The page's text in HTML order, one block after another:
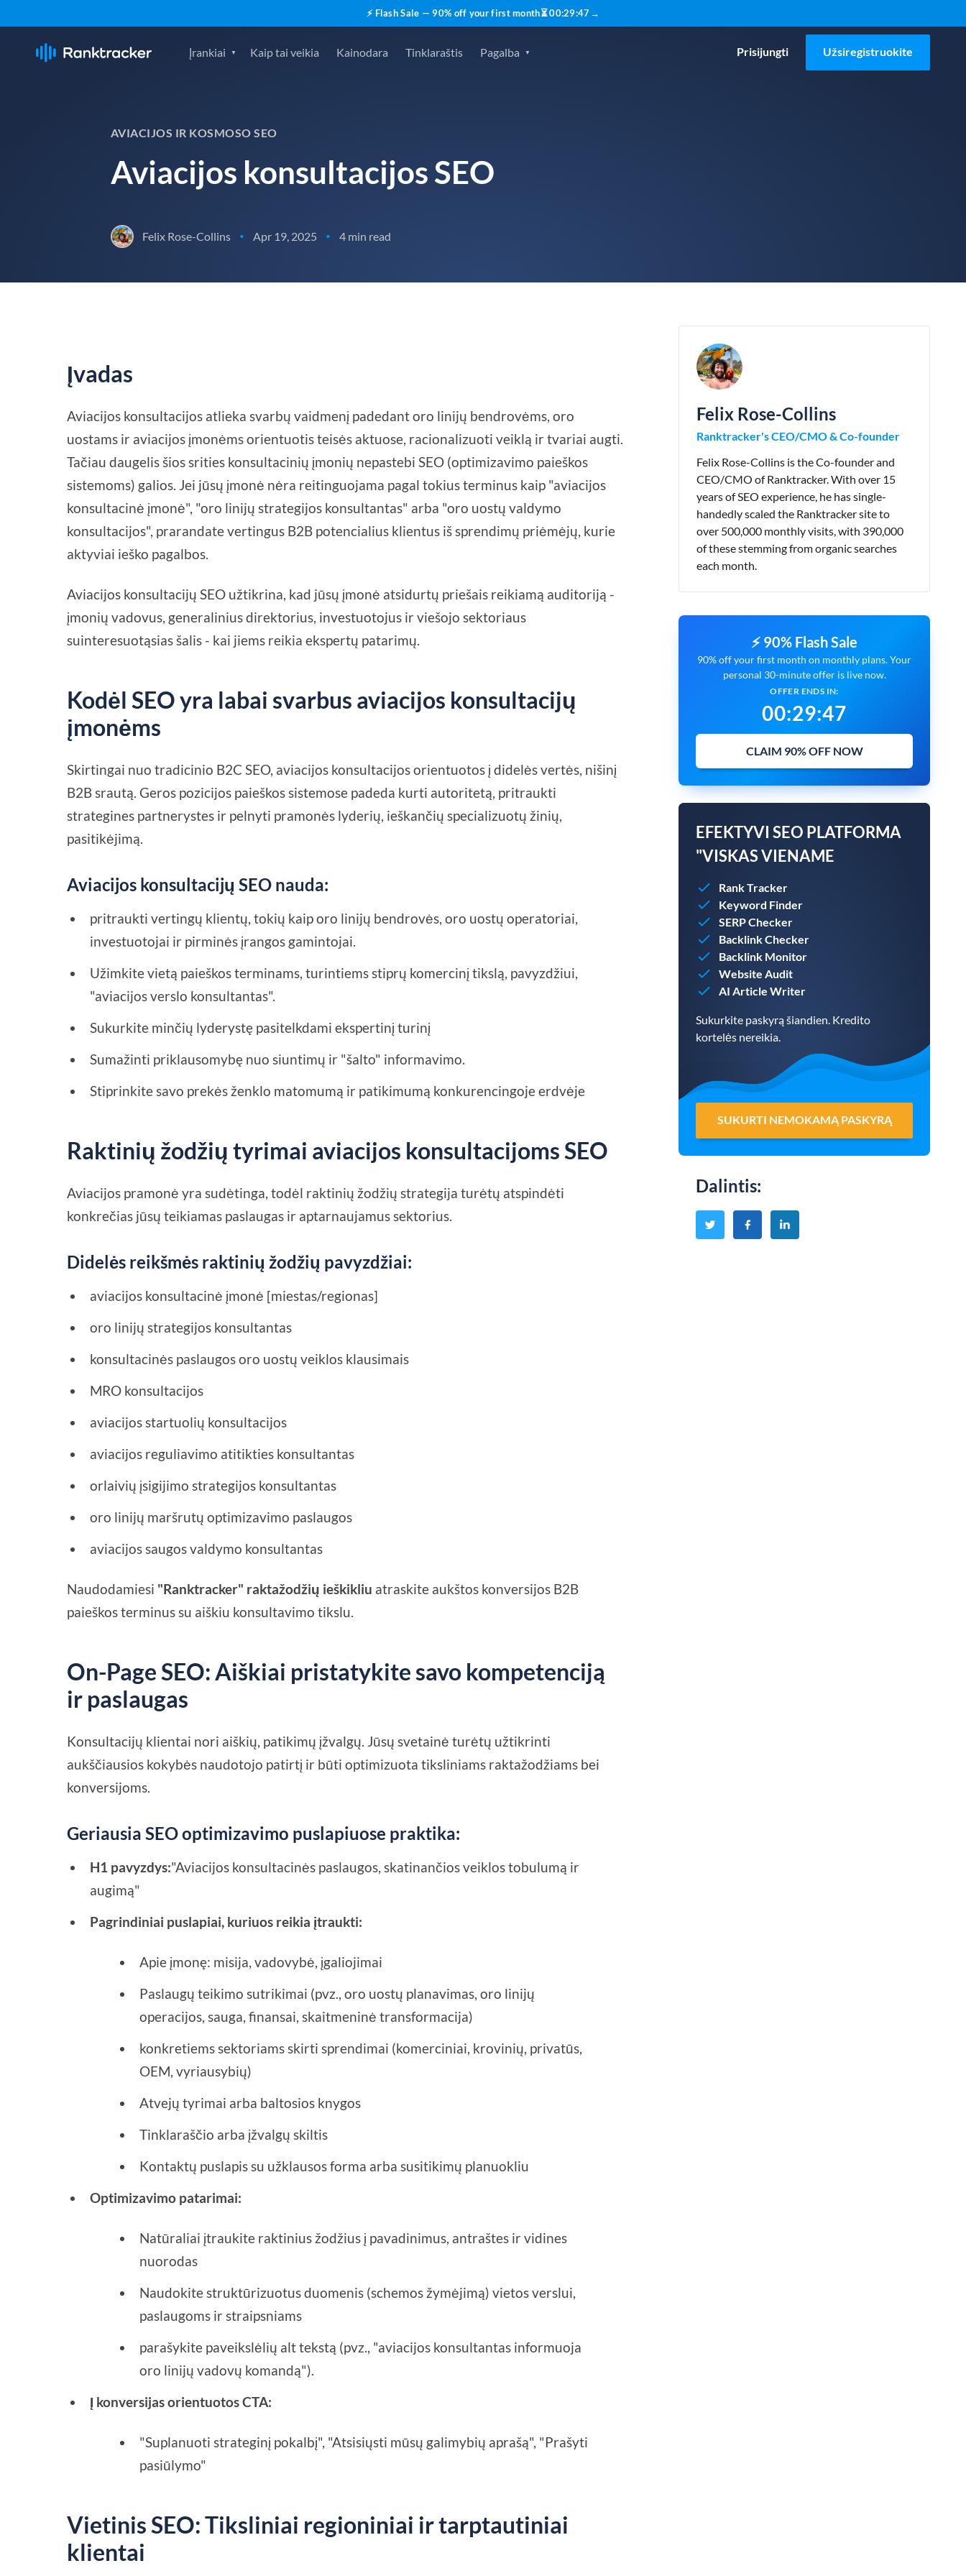
⚡ Flash Sale — 90% off your first month⏳00:29:45→
Įrankiai Kaip tai veikia Kainodara Tinklaraštis Pagalba Prisijungti Užsiregistruokite
AVIACIJOS IR KOSMOSO SEO
Aviacijos konsultacijos SEO
Felix Rose-Collins • Apr 19, 2025 • 4 min read
Įvadas
Aviacijos konsultacijos atlieka svarbų vaidmenį padedant oro linijų bendrovėms, oro
uostams ir aviacijos įmonėms orientuotis teisės aktuose, racionalizuoti veiklą ir tvariai augti.
Tačiau daugelis šios srities konsultacinių įmonių nepastebi SEO (optimizavimo paieškos
sistemoms) galios. Jei jūsų įmonė nėra reitinguojama pagal tokius terminus kaip "aviacijos
konsultacinė įmonė", "oro linijų strategijos konsultantas" arba "oro uostų valdymo
konsultacijos", prarandate vertingus B2B potencialius klientus iš sprendimų priėmėjų, kurie
aktyviai ieško pagalbos.
Aviacijos konsultacijų SEO užtikrina, kad jūsų įmonė atsidurtų priešais reikiamą auditoriją -
įmonių vadovus, generalinius direktorius, investuotojus ir viešojo sektoriaus
suinteresuotąsias šalis - kai jiems reikia ekspertų patarimų.
Kodėl SEO yra labai svarbus aviacijos konsultacijų
įmonėms
Skirtingai nuo tradicinio B2C SEO, aviacijos konsultacijos orientuotos į didelės vertės, nišinį
B2B srautą. Geros pozicijos paieškos sistemose padeda kurti autoritetą, pritraukti
strategines partnerystes ir pelnyti pramonės lyderių, ieškančių specializuotų žinių,
pasitikėjimą.
Aviacijos konsultacijų SEO nauda:
pritraukti vertingų klientų, tokių kaip oro linijų bendrovės, oro uostų operatoriai,
investuotojai ir pirminės įrangos gamintojai.
Užimkite vietą paieškos terminams, turintiems stiprų komercinį tikslą, pavyzdžiui,
"aviacijos verslo konsultantas".
Sukurkite minčių lyderystę pasitelkdami ekspertinį turinį
Sumažinti priklausomybę nuo siuntimų ir "šalto" informavimo.
Stiprinkite savo prekės ženklo matomumą ir patikimumą konkurencingoje erdvėje
Raktinių žodžių tyrimai aviacijos konsultacijoms SEO
Aviacijos pramonė yra sudėtinga, todėl raktinių žodžių strategija turėtų atspindėti
konkrečias jūsų teikiamas paslaugas ir aptarnaujamus sektorius.
Didelės reikšmės raktinių žodžių pavyzdžiai:
aviacijos konsultacinė įmonė [miestas/regionas]
oro linijų strategijos konsultantas
konsultacinės paslaugos oro uostų veiklos klausimais
MRO konsultacijos
aviacijos startuolių konsultacijos
aviacijos reguliavimo atitikties konsultantas
orlaivių įsigijimo strategijos konsultantas
oro linijų maršrutų optimizavimo paslaugos
aviacijos saugos valdymo konsultantas
Naudodamiesi "Ranktracker" raktažodžių ieškikliu atraskite aukštos konversijos B2B
paieškos terminus su aiškiu konsultavimo tikslu.
On-Page SEO: Aiškiai pristatykite savo kompetenciją
ir paslaugas
Konsultacijų klientai nori aiškių, patikimų įžvalgų. Jūsų svetainė turėtų užtikrinti
aukščiausios kokybės naudotojo patirtį ir būti optimizuota tiksliniams raktažodžiams bei
konversijoms.
Geriausia SEO optimizavimo puslapiuose praktika:
H1 pavyzdys:"Aviacijos konsultacinės paslaugos, skatinančios veiklos tobulumą ir
augimą"
Pagrindiniai puslapiai, kuriuos reikia įtraukti:
Apie įmonę: misija, vadovybė, įgaliojimai
Paslaugų teikimo sutrikimai (pvz., oro uostų planavimas, oro linijų
operacijos, sauga, finansai, skaitmeninė transformacija)
konkretiems sektoriams skirti sprendimai (komerciniai, krovinių, privatūs,
OEM, vyriausybių)
Atvejų tyrimai arba baltosios knygos
Tinklaraščio arba įžvalgų skiltis
Kontaktų puslapis su užklausos forma arba susitikimų planuokliu
Optimizavimo patarimai:
Natūraliai įtraukite raktinius žodžius į pavadinimus, antraštes ir vidines
nuorodas
Naudokite struktūrizuotus duomenis (schemos žymėjimą) vietos verslui,
paslaugoms ir straipsniams
parašykite paveikslėlių alt tekstą (pvz., "aviacijos konsultantas informuoja
oro linijų vadovų komandą").
Į konversijas orientuotos CTA:
"Suplanuoti strateginį pokalbį", "Atsisiųsti mūsų galimybių aprašą", "Prašyti
pasiūlymo"
Vietinis SEO: Tiksliniai regioniniai ir tarptautiniai
klientai
Felix Rose-Collins
Ranktracker's CEO/CMO & Co-founder
Felix Rose-Collins is the Co-founder and
CEO/CMO of Ranktracker. With over 15
years of SEO experience, he has single-
handedly scaled the Ranktracker site to
over 500,000 monthly visits, with 390,000
of these stemming from organic searches
each month.
⚡ 90% Flash Sale
90% off your first month on monthly plans. Your
personal 30-minute offer is live now.
OFFER ENDS IN:
00:29:45
CLAIM 90% OFF NOW
EFEKTYVI SEO PLATFORMA
"VISKAS VIENAME
Rank Tracker
Keyword Finder
SERP Checker
Backlink Checker
Backlink Monitor
Website Audit
AI Article Writer
Sukurkite paskyrą šiandien. Kredito
kortelės nereikia.
SUKURTI NEMOKAMĄ PASKYRĄ
Dalintis: